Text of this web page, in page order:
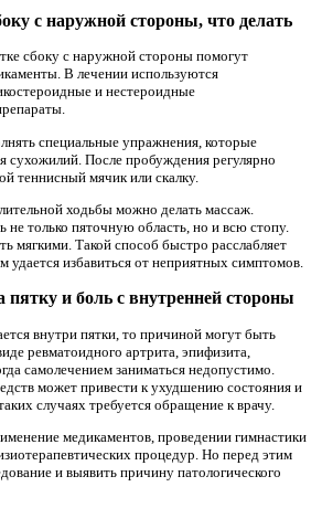
с наружной стороны, что делать
сбоку с наружной стороны помогут
В лечении используются
и нестероидные
специальные упражнения, которые
сухожилий. После пробуждения регулярно
теннисный мячик или скалку.
ходьбы можно делать массаж.
не только пяточную область, но и всю стопу.
мягкими. Такой способ быстро расслабляет
избавиться от неприятных симптомов.
пятку и боль с внутренней стороны
внутри пятки, то причиной могут быть
ревматоидного артрита, эпифизита,
самолечением заниматься недопустимо.
может привести к ухудшению состояния и
случаях требуется обращение к врачу.
медикаментов, проведении гимнастики
процедур. Но перед этим
и выявить причину патологического